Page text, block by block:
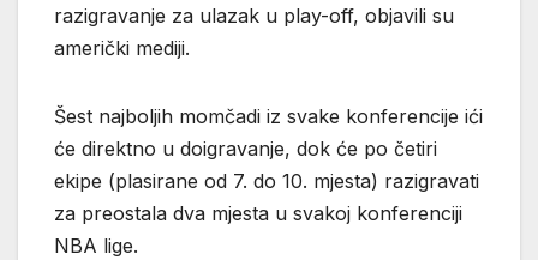
razigravanje za ulazak u play-off, objavili su
američki mediji.
Šest najboljih momčadi iz svake konferencije ići
će direktno u doigravanje, dok će po četiri
ekipe (plasirane od 7. do 10. mjesta) razigravati
za preostala dva mjesta u svakoj konferenciji
NBA lige.